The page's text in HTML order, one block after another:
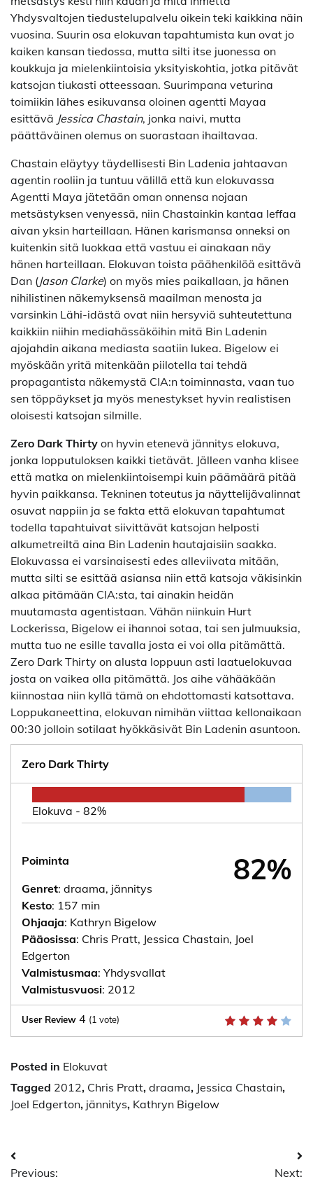
Yhdysvaltojen tiedustelupalvelu oikein teki kaikkina näin
vuosina. Suurin osa elokuvan tapahtumista kun ovat jo
kaiken kansan tiedossa, mutta silti itse juonessa on
koukkuja ja mielenkiintoisia yksityiskohtia, jotka pitävät
katsojan tiukasti otteessaan. Suurimpana veturina
toimiikin lähes esikuvansa oloinen agentti Mayaa
esittävä Jessica Chastain, jonka naivi, mutta
päättäväinen olemus on suorastaan ihailtavaa.
Chastain eläytyy täydellisesti Bin Ladenia jahtaavan
agentin rooliin ja tuntuu välillä että kun elokuvassa
Agentti Maya jätetään oman onnensa nojaan
metsästyksen venyessä, niin Chastainkin kantaa leffaa
aivan yksin harteillaan. Hänen karismansa onneksi on
kuitenkin sitä luokkaa että vastuu ei ainakaan näy
hänen harteillaan. Elokuvan toista päähenkilöä esittävä
Dan (Jason Clarke) on myös mies paikallaan, ja hänen
nihilistinen näkemyksensä maailman menosta ja
varsinkin Lähi-idästä ovat niin hersyviä suhteutettuna
kaikkiin niihin mediahässäköihin mitä Bin Ladenin
ajojahdin aikana mediasta saatiin lukea. Bigelow ei
myöskään yritä mitenkään piilotella tai tehdä
propagantista näkemystä CIA:n toiminnasta, vaan tuo
sen töppäykset ja myös menestykset hyvin realistisen
oloisesti katsojan silmille.
Zero Dark Thirty on hyvin etenevä jännitys elokuva,
jonka lopputuloksen kaikki tietävät. Jälleen vanha klisee
että matka on mielenkiintoisempi kuin päämäärä pitää
hyvin paikkansa. Tekninen toteutus ja näyttelijävalinnat
osuvat nappiin ja se fakta että elokuvan tapahtumat
todella tapahtuivat siivittävät katsojan helposti
alkumetreiltä aina Bin Ladenin hautajaisiin saakka.
Elokuvassa ei varsinaisesti edes alleviivata mitään,
mutta silti se esittää asiansa niin että katsoja väkisinkin
alkaa pitämään CIA:sta, tai ainakin heidän
muutamasta agentistaan. Vähän niinkuin Hurt
Lockerissa, Bigelow ei ihannoi sotaa, tai sen julmuuksia,
mutta tuo ne esille tavalla josta ei voi olla pitämättä.
Zero Dark Thirty on alusta loppuun asti laatuelokuvaa
josta on vaikea olla pitämättä. Jos aihe vähääkään
kiinnostaa niin kyllä tämä on ehdottomasti katsottava.
Loppukaneettina, elokuvan nimihän viittaa kellonaikaan
00:30 jolloin sotilaat hyökkäsivät Bin Ladenin asuntoon.
Zero Dark Thirty
Elokuva - 82%
82%
Poiminta
Genret: draama, jännitys
Kesto: 157 min
Ohjaaja: Kathryn Bigelow
Pääosissa: Chris Pratt, Jessica Chastain, Joel
Edgerton
Valmistusmaa: Yhdysvallat
Valmistusvuosi: 2012
User Review 4 (1 vote)
Posted in Elokuvat
Tagged 2012, Chris Pratt, draama, Jessica Chastain,
Joel Edgerton, jännitys, Kathryn Bigelow
Artikkelien
Previous: Next: